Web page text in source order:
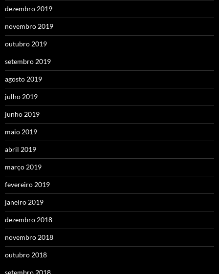
dezembro 2019
novembro 2019
outubro 2019
setembro 2019
agosto 2019
julho 2019
junho 2019
maio 2019
abril 2019
março 2019
fevereiro 2019
janeiro 2019
dezembro 2018
novembro 2018
outubro 2018